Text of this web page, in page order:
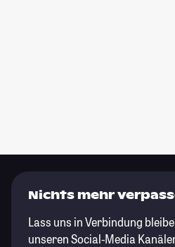
Nichts mehr
Lass uns in Verbindung
unseren Social-Media